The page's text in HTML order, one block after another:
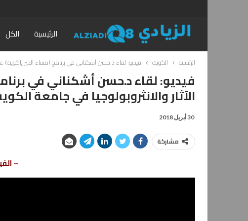
الرئيسية الكل
الرئيسية الكويت فيديو: لقاء د.حسن أشكناني في برنامج (مساء الخير ياكويت) عن
فيديو: لقاء د.حسن أشكناني في
الآثار والانثروبولوجيا في جامعة
30 أبريل 2018
مشاركة
–